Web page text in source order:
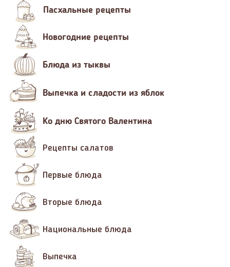
Пасхальные рецепты
Новогодние рецепты
Блюда из тыквы
Выпечка и сладости из яблок
Ко дню Святого Валентина
Рецепты салатов
Первые блюда
Вторые блюда
Национальные блюда
Выпечка